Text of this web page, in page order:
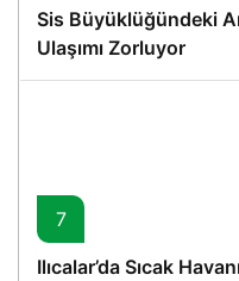
Sis Büyüklüğündeki
Ulaşımı Zorluyor
7
Ilıcalar’da Sıcak